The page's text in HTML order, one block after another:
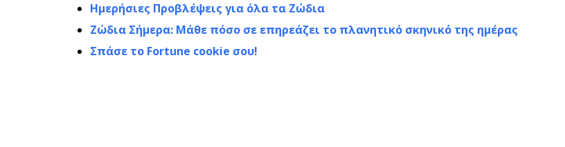
Ημερήσιες Προβλέψεις για όλα τα Ζώδια
Ζώδια Σήμερα: Μάθε πόσο σε επηρεάζει το πλανητικό σκηνικό της ημέρας
Σπάσε το Fortune cookie σου!